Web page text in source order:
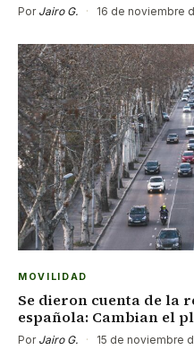
Por Jairo G. · 16 de noviembre
MOVILIDAD
Se dieron cuenta de la
española: Cambian el
Por Jairo G. · 15 de noviembre